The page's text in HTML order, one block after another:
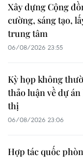
Xây dựng Cộng
cường, sáng tạo,
trung tâm
06/08/2026 23:55
Kỳ họp không
thảo luận về dự
thị
06/08/2026 23:06
Hợp tác quốc